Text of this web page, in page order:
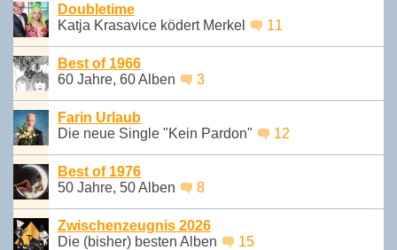
Doubletime
Katja Krasavice ködert Merkel
11
Best of 1966
60 Jahre, 60 Alben
3
Farin Urlaub
Die neue Single "Kein Pardon"
12
Best of 1976
50 Jahre, 50 Alben
8
Zwischenzeugnis 2026
Die (bisher) besten Alben
15